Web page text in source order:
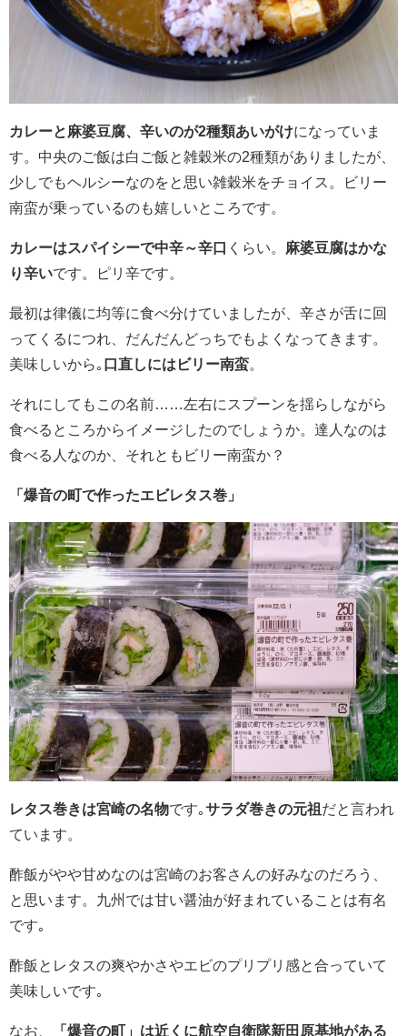
カレーと麻婆豆腐、辛いのが2種類あいがけになっていま
す。中央のご飯は白ご飯と雑穀米の2種類がありましたが、
少しでもヘルシーなのをと思い雑穀米をチョイス。ビリー
南蛮が乗っているのも嬉しいところです。
カレーはスパイシーで中辛～辛口 くらい。
麻婆豆腐はかな
り辛いです。ピリ辛です。
最初は律儀に均等に食べ分けていましたが、辛さが舌に回
ってくるにつれ、だんだんどっちでもよくなってきます。
美味しいから｡ 口直しにはビリー南蛮
それにしてもこの名前……左右にスプーンを揺らしながら
食べるところからイメージしたのでしょうか。達人なのは
食べる人なのか、それともビリー南蛮か？
「爆音の町で作ったエビレタス巻」
レタス巻きは宮崎の名物です｡サラダ巻きの元祖 だと言われ
ています。
酢飯がやや甘めなのは宮崎のお客さんの好みなのだろう、
と思います。九州では甘い醤油が好まれていることは有名
です｡
酢飯とレタスの爽やかさやエビのプリプリ感と合っていて
美味しいです｡
なお、 「爆音の町」は近くに航空自衛隊新田原基地がある